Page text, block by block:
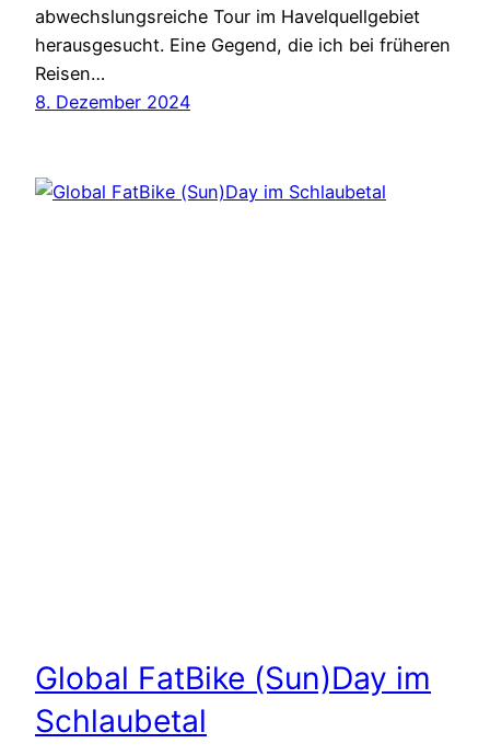
abwechslungsreiche Tour im Havelquellgebiet
herausgesucht. Eine Gegend, die ich bei früheren
Reisen…
8. Dezember 2024
Global FatBike (Sun)Day im
Schlaubetal